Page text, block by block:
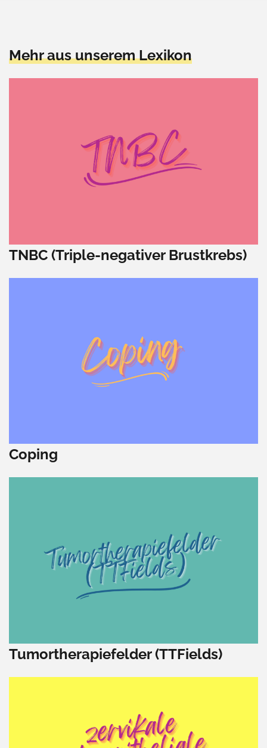
Mehr aus unserem Lexikon
TNBC (Triple-negativer Brustkrebs)
Coping
Tumortherapiefelder (TTFields)